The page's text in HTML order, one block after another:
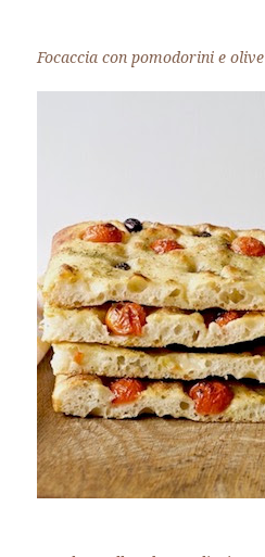
Focaccia con pomodorini e olive